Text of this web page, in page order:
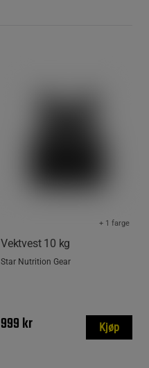
Vektvest 10 kg
+ 1 farge
Star Nutrition Gear
999 kr Kjøp